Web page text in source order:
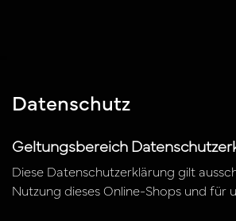
Datenschutz
Geltungsbereich
Diese Datenschutzerklärung gilt
Nutzung dieses Online-Shops und für